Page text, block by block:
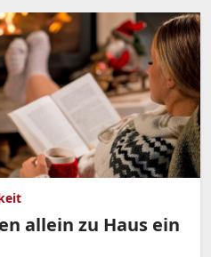
allein zu Haus ein